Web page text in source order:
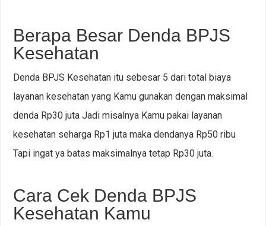
Berapa Besar Denda BPJS
Kesehatan
Denda BPJS Kesehatan itu sebesar 5 dari total biaya
layanan kesehatan yang Kamu gunakan dengan maksimal
denda Rp30 juta Jadi misalnya Kamu pakai layanan
kesehatan seharga Rp1 juta maka dendanya Rp50 ribu
Tapi ingat ya batas maksimalnya tetap Rp30 juta.
Cara Cek Denda BPJS
Kesehatan Kamu